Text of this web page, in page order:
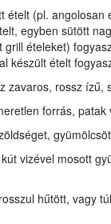
ételt (pl. angolosan
egyben sütött
ételeket)
készült ételt
zavaros, rossz ízű,
forrás, patak
vizével mosott
hűtött, vagy